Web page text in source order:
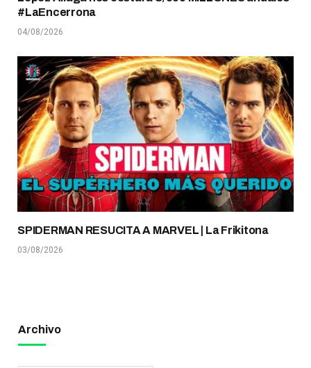
#LaEncerrona
04/08/2026
SPIDERMAN RESUCITA A MARVEL | La Frikitona
03/08/2026
Archivo